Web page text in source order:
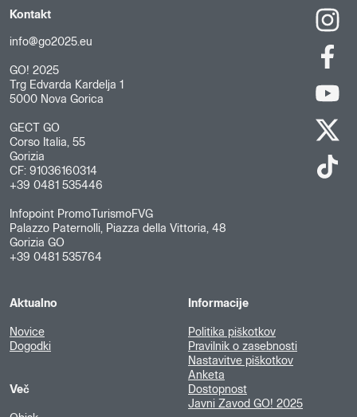
Kontakt
info@go2025.eu
GO! 2025
Trg Edvarda Kardelja 1
5000 Nova Gorica
GECT GO
Corso Italia, 55
Gorizia
CF: 91036160314
+39 0481 535446
Infopoint PromoTurismoFVG
Palazzo Paternolli, Piazza della Vittoria, 48
Gorizia GO
+39 0481 535764
Aktualno
Novice
Dogodki
Več
Informacije
Politika piškotkov
Pravilnik o zasebnosti
Nastavitve piškotkov
Anketa
Dostopnost
Javni Zavod GO! 2025